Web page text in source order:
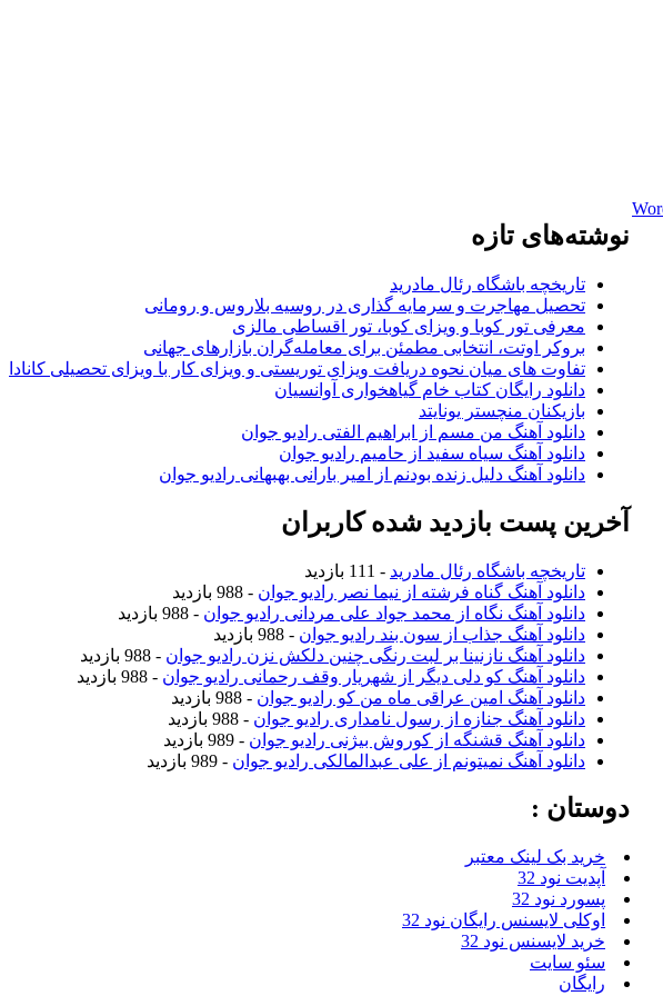
نوشته‌های تازه
تاریخچه باشگاه رئال مادرید
تحصیل مهاجرت و سرمایه گذاری در روسیه بلاروس و رومانی
معرفی تور کوبا و ویزای کوبا، تور اقساطی مالزی
بروکر اوتت، انتخابی مطمئن برای معامله‌گران بازارهای جهانی
تفاوت های میان نحوه دریافت ویزای توریستی و ویزای کار با ویزای تحصیلی کانادا
دانلود رایگان کتاب خام گیاهخواری آوانسیان
بازیکنان منچستر یونایتد
دانلود آهنگ من مسم از ابراهیم الفتی رادیو جوان
دانلود آهنگ سیاه سفید از حامیم رادیو جوان
دانلود آهنگ دلیل زنده بودنم از امیر بارانی بهبهانی رادیو جوان
آخرین پست بازدید شده کاربران
تاریخچه باشگاه رئال مادرید - 111 بازدید
دانلود آهنگ گناه فرشته از نیما نصر رادیو جوان - 988 بازدید
دانلود آهنگ نگاه از محمد جواد علی مردانی رادیو جوان - 988 بازدید
دانلود آهنگ جذاب از سون بند رادیو جوان - 988 بازدید
دانلود آهنگ نازنینا بر لبت رنگی چنین دلکش نزن رادیو جوان - 988 بازدید
دانلود آهنگ کو دلی دیگر از شهریار وقف رحمانی رادیو جوان - 988 بازدید
دانلود آهنگ امین عراقی ماه من کو رادیو جوان - 988 بازدید
دانلود آهنگ جنازه از رسول نامداری رادیو جوان - 988 بازدید
دانلود آهنگ قشنگه از کوروش بیژنی رادیو جوان - 989 بازدید
دانلود آهنگ نمیتونم از علی عبدالمالکی رادیو جوان - 989 بازدید
دوستان :
خرید بک لینک معتبر
آپدیت نود 32
پسورد نود 32
اوکلی لایسنس رایگان نود 32
خرید لایسنس نود 32
سئو سایت
رایگان